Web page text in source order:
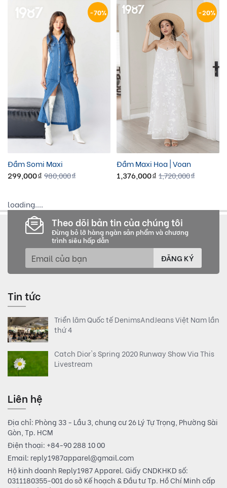
-70%
Đầm Somi Maxi
299,000đ 980,000đ
-20%
Đầm Maxi Hoa | Voan
1,376,000đ 1,720,000đ
loading....
Theo dõi bản tin của chúng tôi
Đừng bỏ lỡ hàng ngàn sản phẩm và chương
trình siêu hấp dẫn
ĐĂNG KÝ
Liên hệ
Địa chỉ: Phòng 33 - Lầu 3, chung cư 26 Lý Tự Trọng, Phường Sài
Gòn, Tp. HCM
Điện thoại: +84-90 288 10 00
Email: reply1987apparel@gmail.com
Hộ kinh doanh Reply1987 Apparel. Giấy CNDKHKD số:
0311180355-001 do sở Kế hoạch & Đầu tư Tp. Hồ Chí Minh cấp
Tin tức
Triển lãm Quốc tế DenimsAndJeans Việt Nam lần
thứ 4
Catch Dior's Spring 2020 Runway Show Via This
Livestream